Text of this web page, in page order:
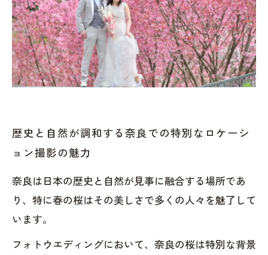
歴史と自然が調和する奈良での特別なロケーシ
ョン撮影の魅力
奈良は日本の歴史と自然が見事に融合する場所であ
り、特に春の桜はその美しさで多くの人々を魅了して
います。
フォトウエディングにおいて、奈良の桜は特別な背景